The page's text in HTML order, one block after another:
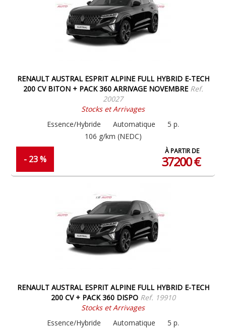
RENAULT AUSTRAL ESPRIT ALPINE FULL HYBRID E-TECH
200 CV BITON + PACK 360 ARRIVAGE NOVEMBRE Ref.
20027
Stocks et Arrivages
Essence/Hybride
Automatique
5 p.
106 g/km (NEDC)
- 23 %
À PARTIR DE
37200 €
RENAULT AUSTRAL ESPRIT ALPINE FULL HYBRID E-TECH
200 CV + PACK 360 DISPO Ref. 19910
Stocks et Arrivages
Essence/Hybride
Automatique
5 p.